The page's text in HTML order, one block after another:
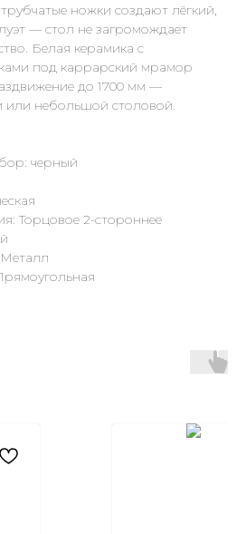
ножки создают лёгкий,
— стол не загромождает
Белая керамика с
под каррарский мрамор
до 1700 мм —
или небольшой столовой.
черный
Торцовое 2-стороннее